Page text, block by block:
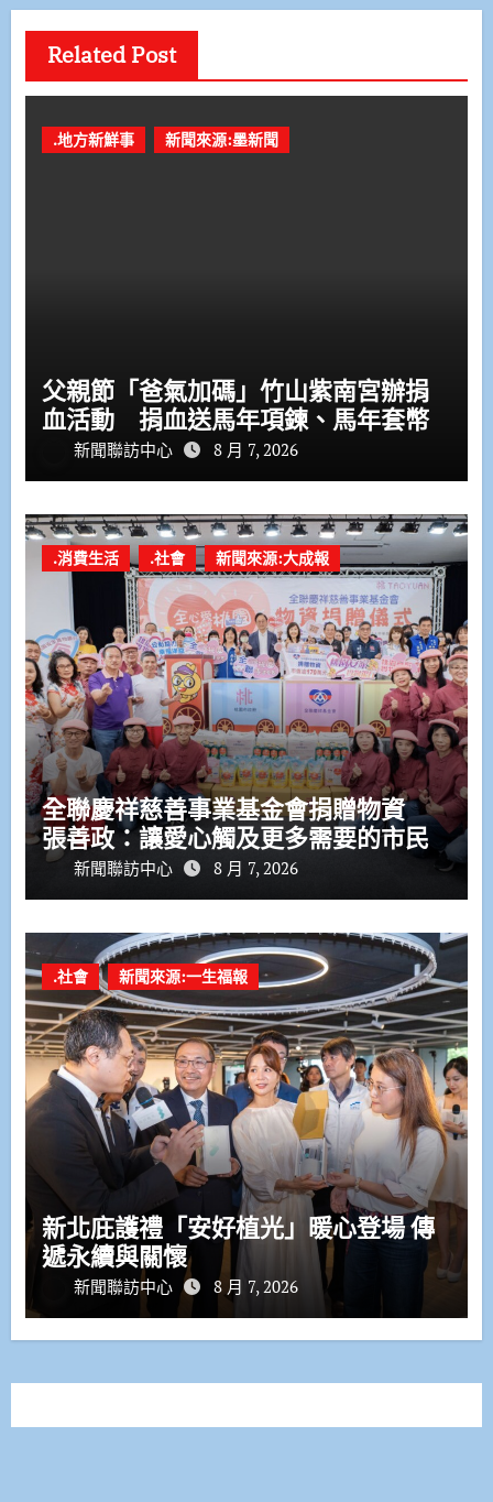
Related Post
.地方新鮮事 新聞來源:墨新聞
父親節「爸氣加碼」竹山紫南宮辦捐
血活動 捐血送馬年項鍊、馬年套幣
新聞聯訪中心 8 月 7, 2026
.消費生活 .社會 新聞來源:大成報
全聯慶祥慈善事業基金會捐贈物資
張善政：讓愛心觸及更多需要的市民
新聞聯訪中心 8 月 7, 2026
.社會 新聞來源:一生福報
新北庇護禮「安好植光」暖心登場 傳
遞永續與關懷
新聞聯訪中心 8 月 7, 2026